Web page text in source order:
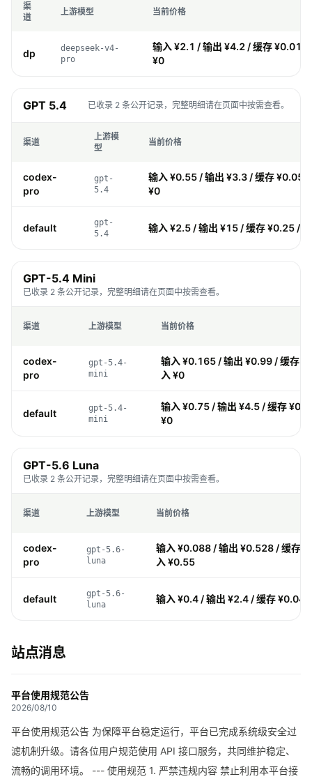
渠
道
上游模型 当前价格
dp
deepseek-v4-
pro
输入 ¥2.1 / 输出 ¥4.2 / 缓存
¥0
GPT 5.4 已收录 2 条公开记录，完整明细请在页面中按需查看。
渠道
上游模
型
当前价格
codex-
pro
gpt-
5.4
输入 ¥0.55 / 输出 ¥3.3 / 缓存 ¥0.055
¥0
default
gpt-
5.4
输入 ¥2.5 / 输出 ¥15 / 缓存 ¥0.25 /
GPT-5.4 Mini
已收录 2 条公开记录，完整明细请在页面中按需查看。
渠道 上游模型 当前价格
codex-
pro
gpt-5.4-
mini
输入 ¥0.165 / 输出 ¥0.99 / 缓存
入 ¥0
default
gpt-5.4-
mini
输入 ¥0.75 / 输出 ¥4.5 / 缓存
¥0
GPT-5.6 Luna
已收录 2 条公开记录，完整明细请在页面中按需查看。
渠道 上游模型 当前价格
codex-
pro
gpt-5.6-
luna
输入 ¥0.088 / 输出 ¥0.528 / 缓存
入 ¥0.55
default
gpt-5.6-
luna
输入 ¥0.4 / 输出 ¥2.4 / 缓存 ¥0.04
站点消息
平台使用规范公告
2026/08/10
平台使用规范公告 为保障平台稳定运行，平台已完成系统级安全过
滤机制升级。请各位用户规范使用 API 接口服务，共同维护稳定、
流畅的调用环境。 --- 使用规范 1. 严禁违规内容 禁止利用本平台接